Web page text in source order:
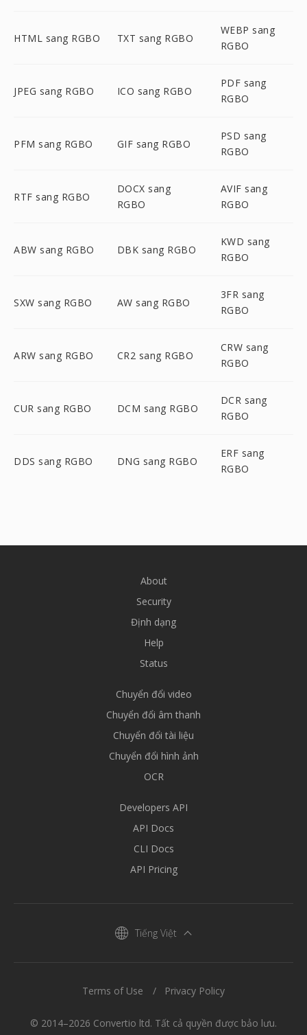
HTML sang RGBO TXT sang RGBO
WEBP sang
RGBO
JPEG sang RGBO ICO sang RGBO
PDF sang
RGBO
PFM sang RGBO GIF sang RGBO
PSD sang
RGBO
RTF sang RGBO
DOCX sang
RGBO
AVIF sang
RGBO
ABW sang RGBO DBK sang RGBO
KWD sang
RGBO
SXW sang RGBO AW sang RGBO
3FR sang
RGBO
ARW sang RGBO CR2 sang RGBO
CRW sang
RGBO
CUR sang RGBO DCM sang RGBO
DCR sang
RGBO
DDS sang RGBO DNG sang RGBO
ERF sang
RGBO
About
Security
Định dạng
Help
Status
Chuyển đổi video
Chuyển đổi âm thanh
Chuyển đổi tài liệu
Chuyển đổi hình ảnh
OCR
Developers API
API Docs
CLI Docs
API Pricing
Tiếng Việt
© 2014–2026 Convertio ltd. Tất cả quyền được bảo lưu.
Terms of Use Privacy Policy